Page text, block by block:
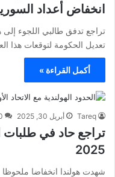
انخفاض أعداد
تراجع تدفق طالبي اللجوء
تعديل الحكومة لتوقعات هذا
أكمل القراءة »
Tareq أبريل 30, 2025
تراجع حاد في طلبات
2025
شهدت هولندا انخفاضا ملحوظا